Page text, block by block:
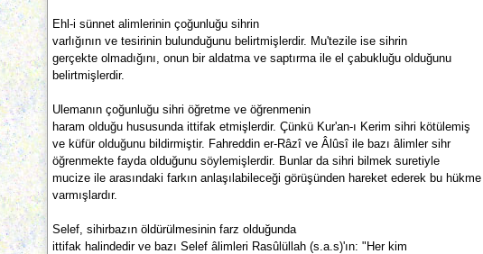
Ehl-i sünnet alimlerinin çoğunluğu sihrin
varlığının ve tesirinin bulunduğunu belirtmişlerdir. Mu'tezile ise sihrin
gerçekte olmadığını, onun bir aldatma ve saptırma ile el çabukluğu olduğunu
belirtmişlerdir.
Ulemanın çoğunluğu sihri öğretme ve öğrenmenin
haram olduğu hususunda ittifak etmişlerdir. Çünkü Kur'an-ı Kerim sihri kötülemiş
ve küfür olduğunu bildirmiştir. Fahreddin er-Râzî ve Âlûsî ile bazı âlimler sihr
öğrenmekte fayda olduğunu söylemişlerdir. Bunlar da sihri bilmek suretiyle
mucize ile arasındaki farkın anlaşılabileceği görüşünden hareket ederek bu hükme
varmışlardır.
Selef, sihirbazın öldürülmesinin farz olduğunda
ittifak halindedir ve bazı Selef âlimleri Rasûlüllah (s.a.s)'ın: "Her kim